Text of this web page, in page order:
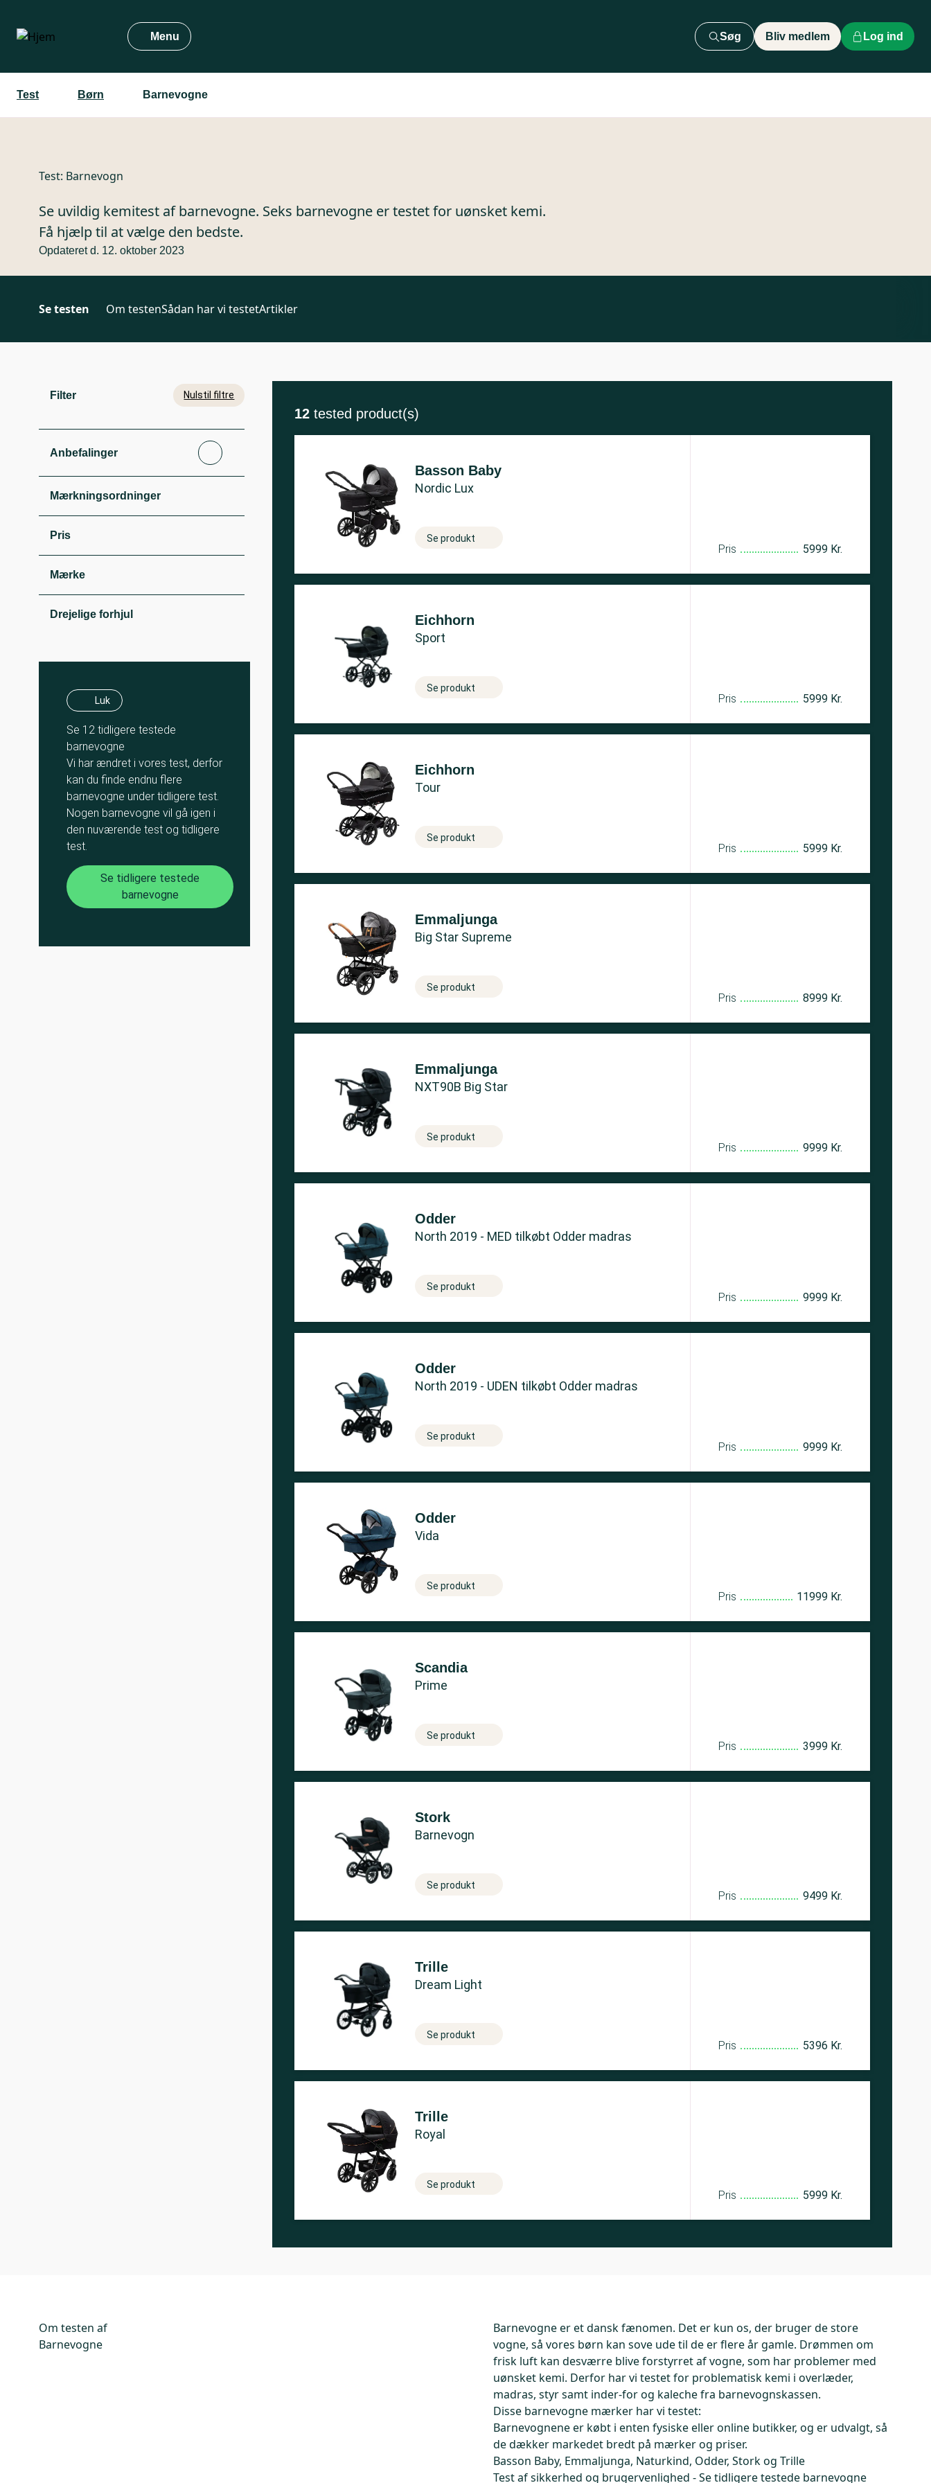
hovedindhold
Menu Søg Bliv medlem Log ind
Test Børn Barnevogne
Test: Barnevogn
Se uvildig kemitest af barnevogne. Seks barnevogne er testet for uønsket kemi.
Få hjælp til at vælge den bedste.
Opdateret d. 12. oktober 2023
Se testen Om testenSådan har vi testetArtikler
Filter Nulstil filtre
Anbefalinger
Mærkningsordninger
Pris
Mærke
Drejelige forhjul
Luk
Se 12 tidligere testede
barnevogne
Vi har ændret i vores test, derfor
kan du finde endnu flere
barnevogne under tidligere test.
Nogen barnevogne vil gå igen i
den nuværende test og tidligere
test.
Se tidligere testede
barnevogne
12tested product(s)
Basson Baby
Nordic Lux
Se produkt
Pris 5999 Kr.
Eichhorn
Sport
Se produkt
Pris 5999 Kr.
Eichhorn
Tour
Se produkt
Pris 5999 Kr.
Emmaljunga
Big Star Supreme
Se produkt
Pris 8999 Kr.
Emmaljunga
NXT90B Big Star
Se produkt
Pris 9999 Kr.
Odder
North 2019 - MED tilkøbt Odder madras
Se produkt
Pris 9999 Kr.
Odder
North 2019 - UDEN tilkøbt Odder madras
Se produkt
Pris 9999 Kr.
Odder
Vida
Se produkt
Pris 11999 Kr.
Scandia
Prime
Se produkt
Pris 3999 Kr.
Stork
Barnevogn
Se produkt
Pris 9499 Kr.
Trille
Dream Light
Se produkt
Pris 5396 Kr.
Trille
Royal
Se produkt
Pris 5999 Kr.
Om testen af
Barnevogne
Barnevogne er et dansk fænomen. Det er kun os, der bruger de store
vogne, så vores børn kan sove ude til de er flere år gamle. Drømmen om
frisk luft kan desværre blive forstyrret af vogne, som har problemer med
uønsket kemi. Derfor har vi testet for problematisk kemi i overlæder,
madras, styr samt inder-for og kaleche fra barnevognskassen.
Disse barnevogne mærker har vi testet:
Barnevognene er købt i enten fysiske eller online butikker, og er udvalgt, så
de dækker markedet bredt på mærker og priser.
Basson Baby, Emmaljunga, Naturkind, Odder, Stork og Trille
Test af sikkerhed og brugervenlighed - Se tidligere testede barnevogne